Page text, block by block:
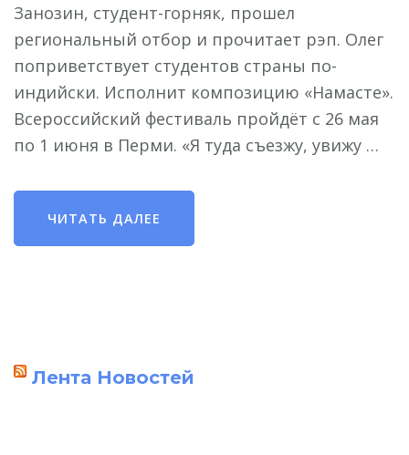
Занозин, студент-горняк, прошел
региональный отбор и прочитает рэп. Олег
поприветствует студентов страны по-
индийски. Исполнит композицию «Намасте».
Всероссийский фестиваль пройдёт с 26 мая
по 1 июня в Перми. «Я туда съезжу, увижу …
ЧИТАТЬ ДАЛЕЕ
Лента Новостей